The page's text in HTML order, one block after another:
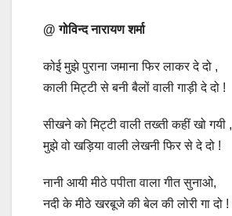
@ गोविन्द नारायण शर्मा
कोई मुझे पुराना जमाना फिर लाकर दे दो ,
काली मिट्टी से बनी बैलों वाली गाड़ी दे दो !
सीखने को मिट्टी वाली तख्ती कहीं खो गयी ,
मुझे वो खड़िया वाली लेखनी फिर से दे दो !
नानी आयी मीठे पपीता वाला गीत सुनाओ,
नदी के मीठे खरबूजे की बेल की लोरी गा दो !